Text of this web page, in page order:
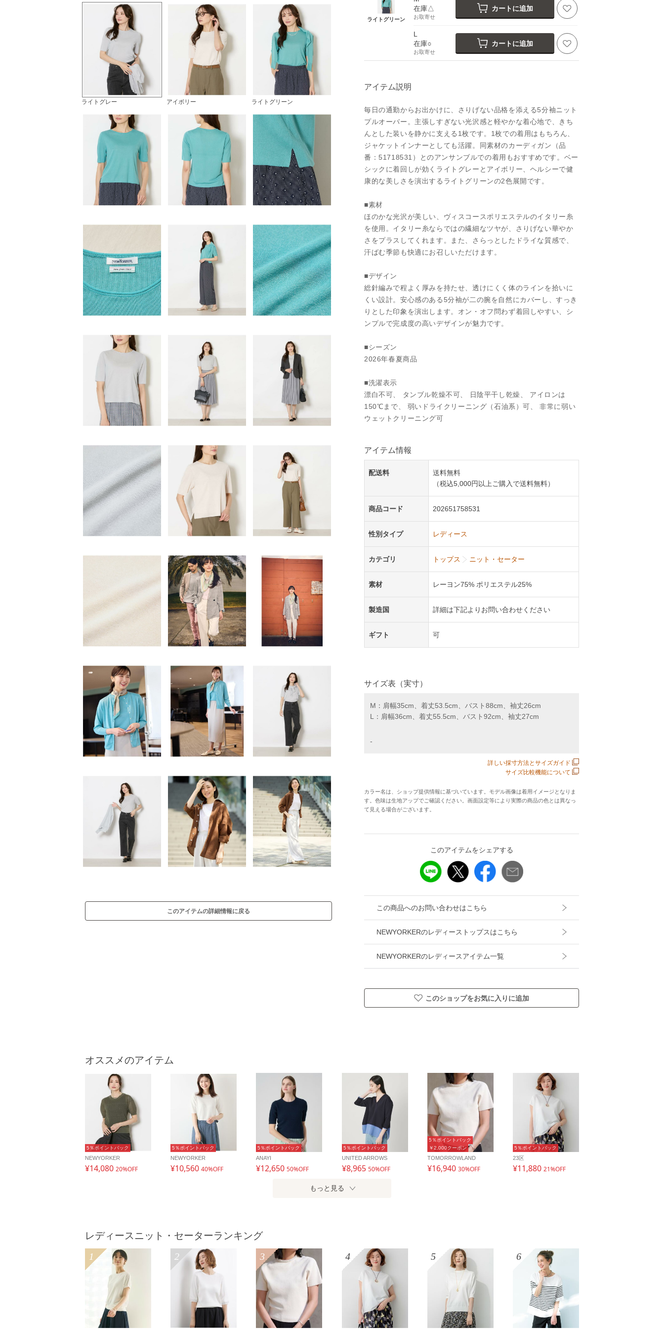
ライトグレー アイボリー ライトグリーン
このアイテムの詳細情報に戻る
ライトグリーン
在庫△
お取寄せ
カートに追加
L
在庫○
お取寄せ
カートに追加
アイテム説明
毎日の通勤からお出かけに、さりげない品格を添える5分袖ニット
プルオーバー。主張しすぎない光沢感と軽やかな着心地で、きち
んとした装いを静かに支える1枚です。1枚での着用はもちろん、
ジャケットインナーとしても活躍。同素材のカーディガン（品
番：51718531）とのアンサンブルでの着用もおすすめです。ベー
シックに着回しが効くライトグレーとアイボリー、ヘルシーで健
康的な美しさを演出するライトグリーンの2色展開です。
■素材
ほのかな光沢が美しい、ヴィスコースポリエステルのイタリー糸
を使用。イタリー糸ならではの繊細なツヤが、さりげない華やか
さをプラスしてくれます。また、さらっとしたドライな質感で、
汗ばむ季節も快適にお召しいただけます。
■デザイン
総針編みで程よく厚みを持たせ、透けにくく体のラインを拾いに
くい設計。安心感のある5分袖が二の腕を自然にカバーし、すっき
りとした印象を演出します。オン・オフ問わず着回しやすい、シ
ンプルで完成度の高いデザインが魅力です。
■シーズン
2026年春夏商品
■洗濯表示
漂白不可、 タンブル乾燥不可、 日陰平干し乾燥、 アイロンは
150℃まで、 弱いドライクリーニング（石油系）可、 非常に弱い
ウェットクリーニング可
アイテム情報
配送料
送料無料
（税込5,000円以上ご購入で送料無料）
商品コード 202651758531
性別タイプ レディース
カテゴリ トップス ニット・セーター
素材 レーヨン75% ポリエステル25%
製造国 詳細は下記よりお問い合わせください
ギフト 可
サイズ表（実寸）
M：肩幅35cm、着丈53.5cm、バスト88cm、袖丈26cm
L：肩幅36cm、着丈55.5cm、バスト92cm、袖丈27cm
-
詳しい採寸方法とサイズガイド
サイズ比較機能について
カラー名は、ショップ提供情報に基づいています。モデル画像は着用イメージとなりま
す。色味は生地アップでご確認ください。画面設定等により実際の商品の色とは異なっ
て見える場合がございます。
このアイテムをシェアする
この商品へのお問い合わせはこちら
NEWYORKERのレディーストップスはこちら
NEWYORKERのレディースアイテム一覧
このショップをお気に入りに追加
オススメのアイテム
5％ポイントバック
NEWYORKER
¥14,080 20%OFF
5％ポイントバック
NEWYORKER
¥10,560 40%OFF
5％ポイントバック
ANAYI
¥12,650 50%OFF
5％ポイントバック
UNITED ARROWS
¥8,965 50%OFF
￥2,000クーポン
5％ポイントバック
TOMORROWLAND
¥16,940 30%OFF
5％ポイントバック
23区
¥11,880 21%OFF
もっと見る
レディースニット・セーターランキング
1
2 3 4 5 6